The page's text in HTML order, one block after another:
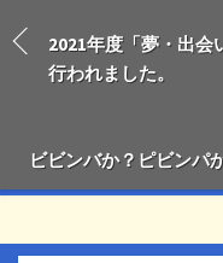
2021年度「夢・出会
行われました。
ビビンバか？ピビンパ